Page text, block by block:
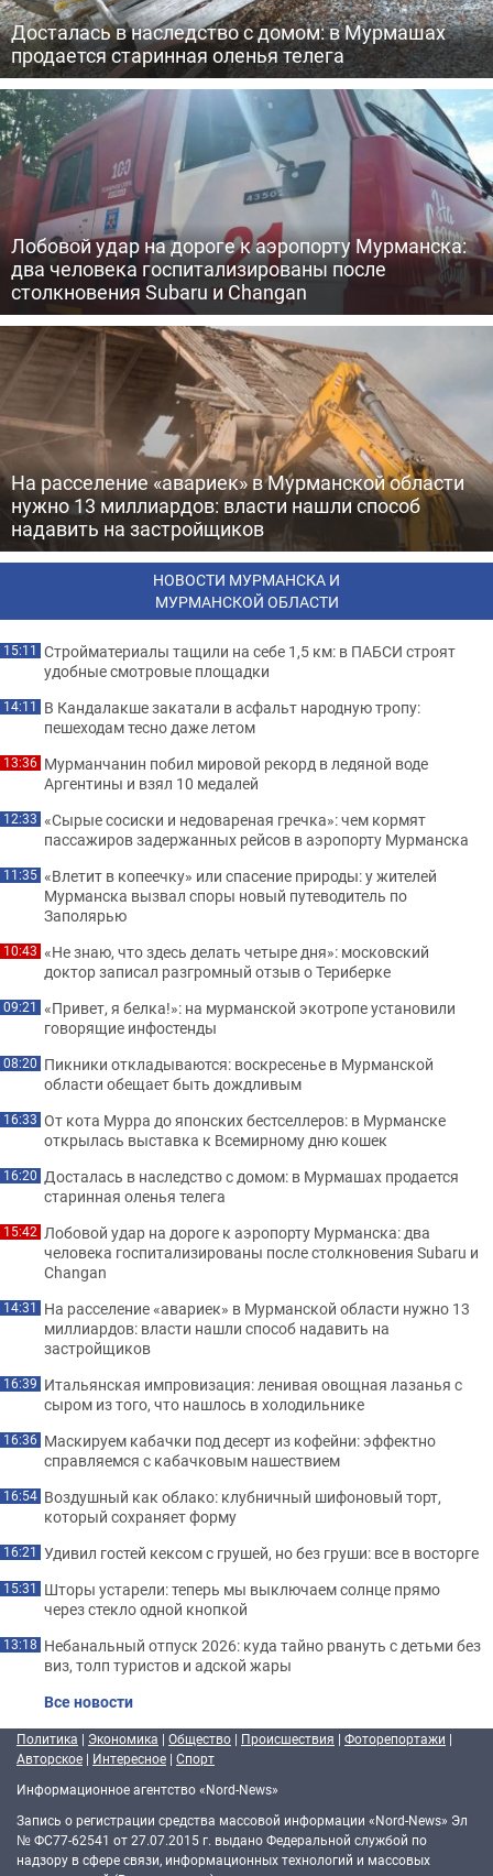
Досталась в наследство с домом: в Мурмашах
продается старинная оленья телега
Лобовой удар на дороге к аэропорту Мурманска:
два человека госпитализированы после
столкновения Subaru и Changan
На расселение «авариек» в Мурманской области
нужно 13 миллиардов: власти нашли способ
надавить на застройщиков
НОВОСТИ МУРМАНСКА И
МУРМАНСКОЙ ОБЛАСТИ
15:11 Стройматериалы тащили на себе 1,5 км: в ПАБСИ строят
удобные смотровые площадки
14:11 В Кандалакше закатали в асфальт народную тропу:
пешеходам тесно даже летом
13:36 Мурманчанин побил мировой рекорд в ледяной воде
Аргентины и взял 10 медалей
12:33 «Сырые сосиски и недовареная гречка»: чем кормят
пассажиров задержанных рейсов в аэропорту Мурманска
11:35 «Влетит в копеечку» или спасение природы: у жителей
Мурманска вызвал споры новый путеводитель по
Заполярью
10:43 «Не знаю, что здесь делать четыре дня»: московский
доктор записал разгромный отзыв о Териберке
09:21 «Привет, я белка!»: на мурманской экотропе установили
говорящие инфостенды
08:20 Пикники откладываются: воскресенье в Мурманской
области обещает быть дождливым
16:33 От кота Мурра до японских бестселлеров: в Мурманске
открылась выставка к Всемирному дню кошек
16:20 Досталась в наследство с домом: в Мурмашах продается
старинная оленья телега
15:42 Лобовой удар на дороге к аэропорту Мурманска: два
человека госпитализированы после столкновения Subaru и
Changan
14:31 На расселение «авариек» в Мурманской области нужно 13
миллиардов: власти нашли способ надавить на
застройщиков
16:39 Итальянская импровизация: ленивая овощная лазанья с
сыром из того, что нашлось в холодильнике
16:36 Маскируем кабачки под десерт из кофейни: эффектно
справляемся с кабачковым нашествием
16:54 Воздушный как облако: клубничный шифоновый торт,
который сохраняет форму
16:21 Удивил гостей кексом с грушей, но без груши: все в восторге
15:31 Шторы устарели: теперь мы выключаем солнце прямо
через стекло одной кнопкой
13:18 Небанальный отпуск 2026: куда тайно рвануть с детьми без
виз, толп туристов и адской жары
Все новости
Политика | Экономика | Общество | Происшествия | Фоторепортажи |
Авторское | Интересное | Спорт
Информационное агентство «Nord-News»
Запись о регистрации средства массовой информации «Nord-News» Эл
№ ФС77-62541 от 27.07.2015 г. выдано Федеральной службой по
надзору в сфере связи, информационных технологий и массовых